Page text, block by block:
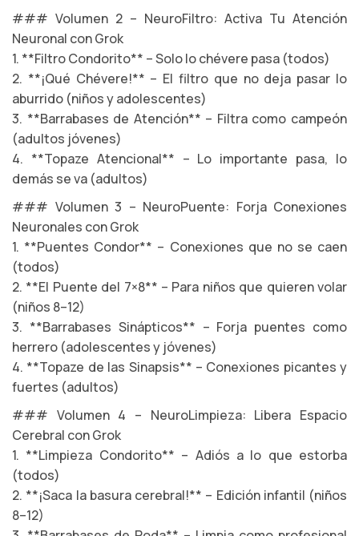
### Volumen 2 – NeuroFiltro: Activa Tu Atención
Neuronal con Grok
1. **Filtro Condorito** – Solo lo chévere pasa (todos)
2. **¡Qué Chévere!** – El filtro que no deja pasar lo
aburrido (niños y adolescentes)
3. **Barrabases de Atención** – Filtra como campeón
(adultos jóvenes)
4. **Topaze Atencional** – Lo importante pasa, lo
demás se va (adultos)
### Volumen 3 – NeuroPuente: Forja Conexiones
Neuronales con Grok
1. **Puentes Condor** – Conexiones que no se caen
(todos)
2. **El Puente del 7×8** – Para niños que quieren volar
(niños 8–12)
3. **Barrabases Sinápticos** – Forja puentes como
herrero (adolescentes y jóvenes)
4. **Topaze de las Sinapsis** – Conexiones picantes y
fuertes (adultos)
### Volumen 4 – NeuroLimpieza: Libera Espacio
Cerebral con Grok
1. **Limpieza Condorito** – Adiós a lo que estorba
(todos)
2. **¡Saca la basura cerebral!** – Edición infantil (niños
8–12)